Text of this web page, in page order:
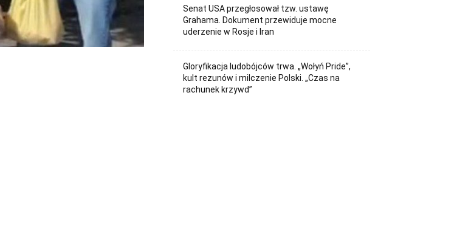
Senat USA przegłosował tzw. ustawę
Grahama. Dokument przewiduje mocne
uderzenie w Rosje i Iran
Gloryfikacja ludobójców trwa. „Wołyń Pride”,
kult rezunów i milczenie Polski. „Czas na
rachunek krzywd”